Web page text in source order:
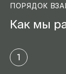
ПОРЯДОК
Как мы
1